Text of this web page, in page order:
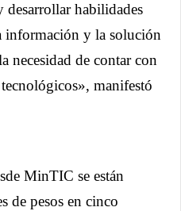
desarrollar habilidades
información y la solución
necesidad de contar con
manifestó
MinTIC se están
de pesos en cinco